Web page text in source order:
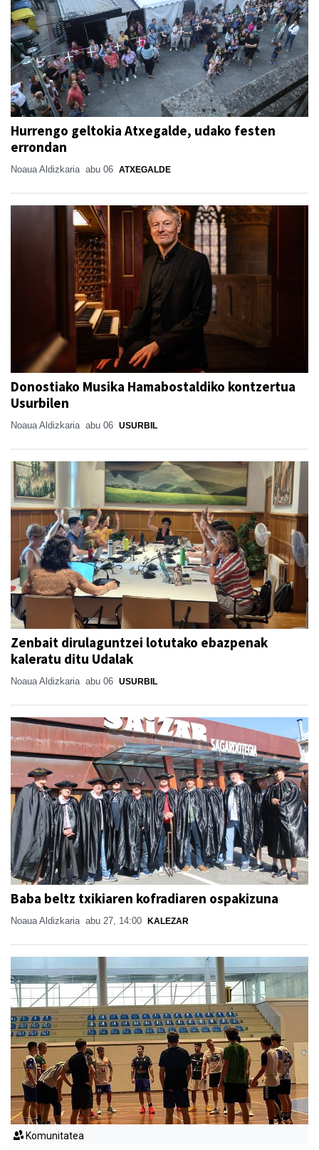
Hurrengo geltokia Atxegalde, udako festen
errondan
Noaua Aldizkaria abu 06 ATXEGALDE
Donostiako Musika Hamabostaldiko kontzertua
Usurbilen
Noaua Aldizkaria abu 06 USURBIL
Zenbait dirulaguntzei lotutako ebazpenak
kaleratu ditu Udalak
Noaua Aldizkaria abu 06 USURBIL
Baba beltz txikiaren kofradiaren ospakizuna
Noaua Aldizkaria abu 27, 14:00 KALEZAR
Komunitatea